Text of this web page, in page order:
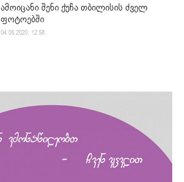
ამოიცანი შენი ქუჩა თბილისის ძველ
ფოტოებში
04.05.2020. 12:58